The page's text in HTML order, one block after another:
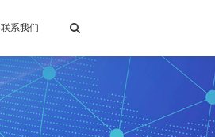
联系我们